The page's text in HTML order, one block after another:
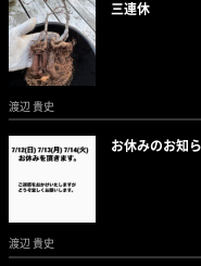
三連休
渡辺 貴史
お休みのお知
渡辺 貴史